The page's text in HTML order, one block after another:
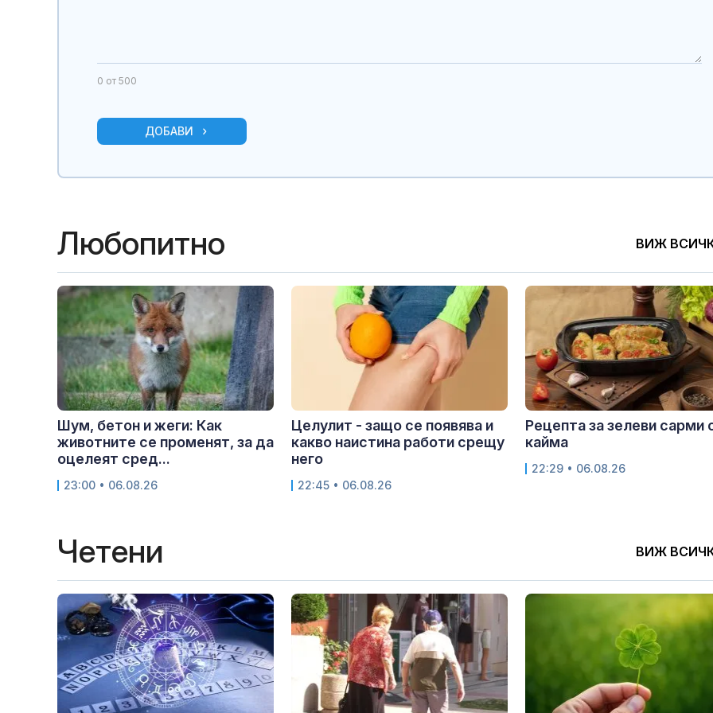
0 от 500
ДОБАВИ
Любопитно ВИЖ
Шум, бетон и жеги: Как
животните се променят, за да
оцелеят сред...
23:00 • 06.08.26
Целулит - защо се появява и
какво наистина работи срещу
него
22:45 • 06.08.26
Рецепта за зелеви сарми
кайма
22:29 • 06.08.26
Четени ВИЖ